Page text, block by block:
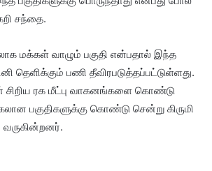
சந்தை.
மக்கள் வாழும் பகுதி என்பதால் இந்த
தெளிக்கும் பணி தீவிரபடுத்தப்பட்டுள்ளது.
சிறிய ரக மீட்பு வாகனங்களை கொண்டு
பகுதிகளுக்கு கொண்டு சென்று கிருமி
வருகின்றனர்.